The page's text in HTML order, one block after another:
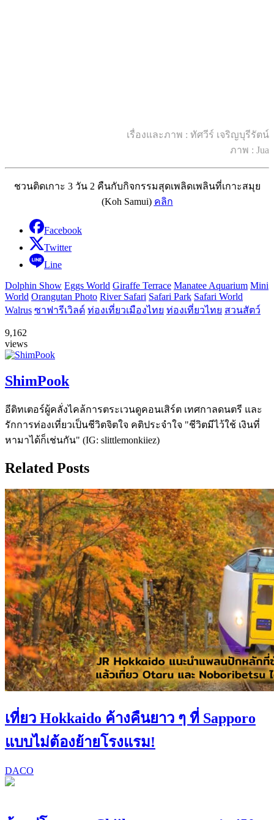
เรื่องและภาพ : ทัศวีร์ เจริญบุรีรัตน์
ภาพ : Jua
ชวนติดเกาะ 3 วัน 2 คืนกับกิจกรรมสุดเพลิดเพลินที่เกาะสมุย
(Koh Samui) คลิก
Facebook
Twitter
Line
Dolphin Show Eggs World Giraffe Terrace Manatee Aquarium Mini
World Orangutan Photo River Safari Safari Park Safari World
Walrus ซาฟารีเวิลด์ ท่องเที่ยวเมืองไทย ท่องเที่ยวไทย สวนสัตว์
9,162
views
ShimPook
อีดิทเตอร์ผู้คลั่งไคล้การตระเวนดูคอนเสิร์ต เทศกาลดนตรี และ
รักการท่องเที่ยวเป็นชีวิตจิตใจ คติประจำใจ "ชีวิตมีไว้ใช้ เงินที่
หามาได้ก็เช่นกัน" (IG: slittlemonkiiez)
Related Posts
เที่ยว Hokkaido ค้างคืนยาว ๆ ที่ Sapporo
แบบไม่ต้องย้ายโรงแรม!
DACO